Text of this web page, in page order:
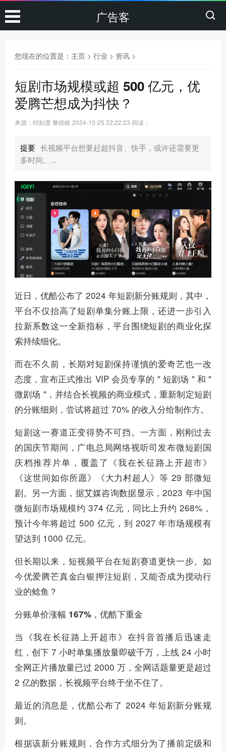
广告客
您现在的位置是： 主页> 行业 > 资讯>
短剧市场规模或超 500 亿元，优
爱腾芒想成为抖快？
来源：锌刻度 黎炫岐 2024-10-25 22:22:23 阅读：
提要 长视频平台想要赶超抖音、快手，或许还需要更
多时间。...
近日，优酷公布了 2024 年短剧新分账规则，其中，
平台不仅抬高了短剧单集分账上限，还进一步引入
拉新系数这一全新指标，平台围绕短剧的商业化探
索持续细化。
而在不久前，长期对短剧保持谨慎的爱奇艺也一改
态度，宣布正式推出 VIP 会员专享的 " 短剧场 " 和 "
微剧场 "，并结合长视频的商业模式，重新制定短剧
的分账细则，尝试将超过 70% 的收入分给制作方。
短剧这一赛道正变得势不可挡。一方面，刚刚过去
的国庆节期间，广电总局网络视听司发布微短剧国
庆档推荐片单，覆盖了《我在长征路上开超市》
《这世间如你所愿》《大力村超人》等 29 部微短
剧。另一方面，据艾媒咨询数据显示，2023 年中国
微短剧市场规模约 374 亿元，同比上升约 268%，
预计今年将超过 500 亿元，到 2027 年市场规模有
望达到 1000 亿元。
但长期以来，短视频平台在短剧赛道更快一步。如
今优爱腾芒真金白银押注短剧，又能否成为搅动行
业的鲶鱼？
分账单价涨幅 167%，优酷下重金
当《我在长征路上开超市》在抖音首播后迅速走
红，创下 7 小时单集播放量即破千万，上线 24 小时
全网正片播放量已过 2000 万，全网话题量更是超过
2 亿的数据，长视频平台终于坐不住了。
最近的消息是，优酷公布了 2024 年短剧新分账规
则。
根据该新分账规则，合作方式细分为了播前定级和